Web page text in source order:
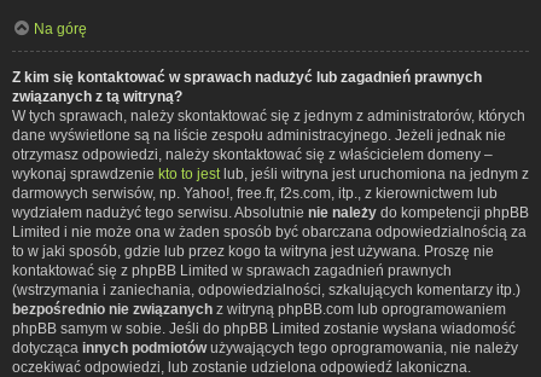
Na górę
Z kim się kontaktować w sprawach nadużyć lub zagadnień prawnych
związanych z tą witryną?
W tych sprawach, należy skontaktować się z jednym z administratorów, których
dane wyświetlone są na liście zespołu administracyjnego. Jeżeli jednak nie
otrzymasz odpowiedzi, należy skontaktować się z właścicielem domeny –
wykonaj sprawdzenie kto to jest lub, jeśli witryna jest uruchomiona na jednym z
darmowych serwisów, np. Yahoo!, free.fr, f2s.com, itp., z kierownictwem lub
wydziałem nadużyć tego serwisu. Absolutnie nie należy do kompetencji phpBB
Limited i nie może ona w żaden sposób być obarczana odpowiedzialnością za
to w jaki sposób, gdzie lub przez kogo ta witryna jest używana. Proszę nie
kontaktować się z phpBB Limited w sprawach zagadnień prawnych
(wstrzymania i zaniechania, odpowiedzialności, szkalujących komentarzy itp.)
bezpośrednio nie związanych z witryną phpBB.com lub oprogramowaniem
phpBB samym w sobie. Jeśli do phpBB Limited zostanie wysłana wiadomość
dotycząca innych podmiotówużywających tego oprogramowania, nie należy
oczekiwać odpowiedzi, lub zostanie udzielona odpowiedź lakoniczna.